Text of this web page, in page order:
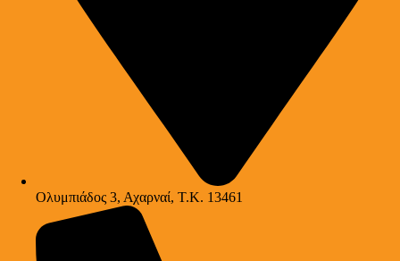
Ολυμπιάδος 3, Αχαρναί, Τ.Κ. 13461